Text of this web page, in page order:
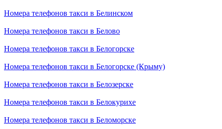
Номера телефонов такси в Белинском
Номера телефонов такси в Белово
Номера телефонов такси в Белогорске
Номера телефонов такси в Белогорске (Крыму)
Номера телефонов такси в Белозерске
Номера телефонов такси в Белокурихе
Номера телефонов такси в Беломорске